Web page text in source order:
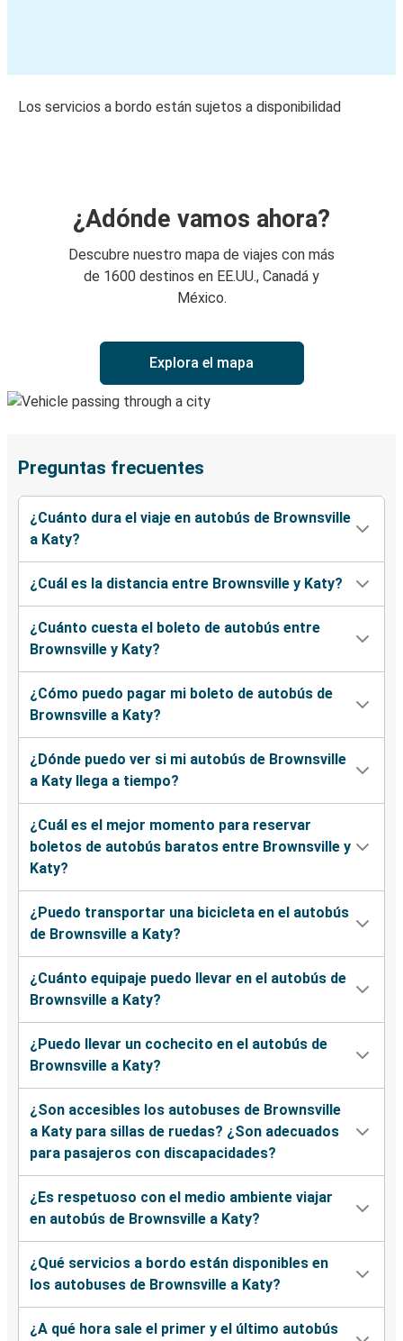
Los servicios a bordo están sujetos a disponibilidad
¿Adónde vamos ahora?
Descubre nuestro mapa de viajes con más
de 1600 destinos en EE.UU., Canadá y
México.
Explora el mapa
Preguntas frecuentes
¿Cuánto dura el viaje en autobús de Brownsville
a Katy?
¿Cuál es la distancia entre Brownsville y Katy?
¿Cuánto cuesta el boleto de autobús entre
Brownsville y Katy?
¿Cómo puedo pagar mi boleto de autobús de
Brownsville a Katy?
¿Dónde puedo ver si mi autobús de Brownsville
a Katy llega a tiempo?
¿Cuál es el mejor momento para reservar
boletos de autobús baratos entre Brownsville y
Katy?
¿Puedo transportar una bicicleta en el autobús
de Brownsville a Katy?
¿Cuánto equipaje puedo llevar en el autobús de
Brownsville a Katy?
¿Puedo llevar un cochecito en el autobús de
Brownsville a Katy?
¿Son accesibles los autobuses de Brownsville
a Katy para sillas de ruedas? ¿Son adecuados
para pasajeros con discapacidades?
¿Es respetuoso con el medio ambiente viajar
en autobús de Brownsville a Katy?
¿Qué servicios a bordo están disponibles en
los autobuses de Brownsville a Katy?
¿A qué hora sale el primer y el último autobús